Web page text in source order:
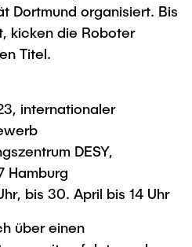
Dortmund organisiert. Bis
kicken die Roboter
Titel.
internationaler
DESY,
Hamburg
bis 30. April bis 14 Uhr
über einen